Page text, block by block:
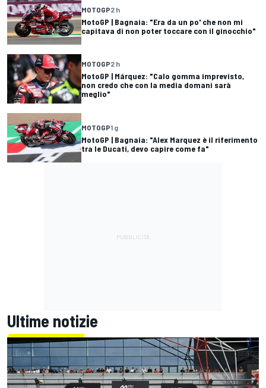
MOTOGP2 h
MotoGP | Bagnaia: "Era da un po' che non mi
capitava di non poter toccare con il ginocchio"
MOTOGP2 h
MotoGP | Márquez: "Calo gomma imprevisto,
non credo che con la media domani sarà
meglio"
MOTOGP1 g
MotoGP | Bagnaia: "Alex Marquez è il riferimento
tra le Ducati, devo capire come fa"
Ultime notizie